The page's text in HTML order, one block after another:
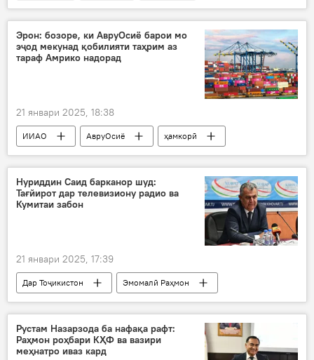
ҳамкорӣ
равобит коршинос
Эрон: бозоре, ки АвруОсиё барои мо
эҷод мекунад қобилияти таҳрим аз
тараф Амрико надорад
21 январи 2025, 18:38
ИИАО АвруОсиё
ҳамкорӣ
таҳрим
Амрико Иқтисод
Нуриддин Саид барканор шуд:
Тағйирот дар телевизиону радио ва
Кумитаи забон
21 январи 2025, 17:39
Дар Тоҷикистон
Эмомалӣ Раҳмон
тағйироти кадрӣ
Кумитаи телевизион ва радио
Кумитаи забон ва истилоҳот
Рустам Назарзода ба нафақа рафт:
Раҳмон роҳбари КҲФ ва вазири
меҳнатро иваз кард